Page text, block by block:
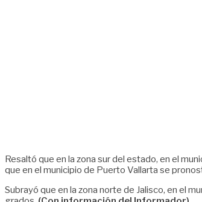
Resaltó que en la zona sur del estado, en el
que en el municipio de Puerto Vallarta se
Subrayó que en la zona norte de Jalisco, en el